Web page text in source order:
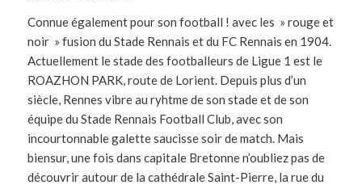
Connue également pour son football ! avec les » rouge et
noir » fusion du Stade Rennais et du FC Rennais en 1904.
Actuellement le stade des footballeurs de Ligue 1 est le
ROAZHON PARK, route de Lorient. Depuis plus d’un
siècle, Rennes vibre au ryhtme de son stade et de son
équipe du Stade Rennais Football Club, avec son
incourtonnable galette saucisse soir de match. Mais
biensur, une fois dans capitale Bretonne n’oubliez pas de
découvrir autour de la cathédrale Saint-Pierre, la rue du